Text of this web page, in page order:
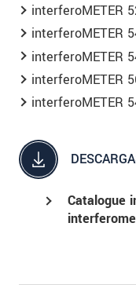
interferoMETER
interferoMETER
interferoMETER
interferoMETER
interferoMETER
Catalogue